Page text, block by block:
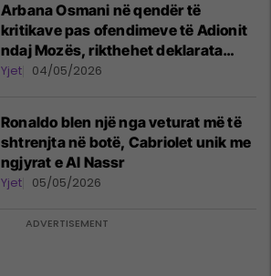
Arbana Osmani në qendër të
kritikave pas ofendimeve të Adionit
ndaj Mozës, rikthehet deklarata
‘Është emision tjetër ai’
Yjet 04/05/2026
Ronaldo blen një nga veturat më të
shtrenjta në botë, Cabriolet unik me
ngjyrat e Al Nassr
Yjet 05/05/2026